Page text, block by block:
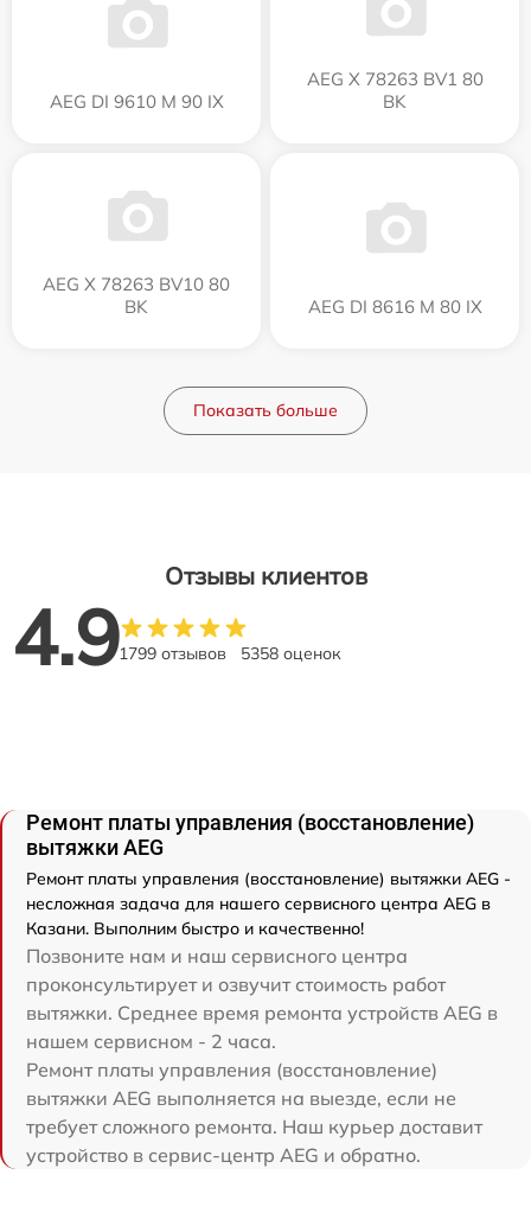
AEG DI 9610 M 90 IX
AEG X 78263 BV1 80
BK
AEG X 78263 BV10 80
BK
AEG DI 8616 M 80 IX
Показать больше
Отзывы клиентов
4.91799 отзывов 5358 оценок
Ремонт платы управления (восстановление)
вытяжки AEG
Ремонт платы управления (восстановление) вытяжки AEG -
несложная задача для нашего сервисного центра AEG в
Казани. Выполним быстро и качественно!
Позвоните нам и наш сервисного центра
проконсультирует и озвучит стоимость работ
вытяжки. Среднее время ремонта устройств AEG в
нашем сервисном - 2 часа.
Ремонт платы управления (восстановление)
вытяжки AEG выполняется на выезде, если не
требует сложного ремонта. Наш курьер доставит
устройство в сервис-центр AEG и обратно.